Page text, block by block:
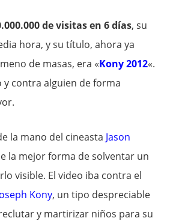
de visitas en 6 días, su
hora, y su título, ahora ya
de masas, era «Kony 2012«.
y contra alguien de forma
la mano del cineasta Jason
la mejor forma de solventar un
visible. El video iba contra el
Kony, un tipo despreciable
y martirizar niños para su